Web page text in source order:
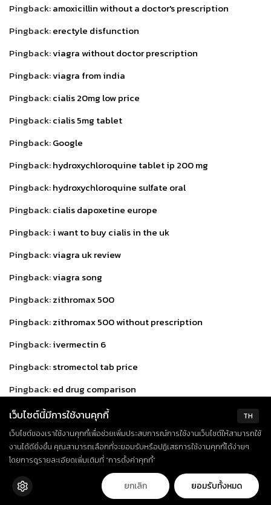
Pingback:amoxicillin without a doctor's prescription
Pingback:erectyle disfunction
Pingback:viagra without doctor prescription
Pingback:viagra from india
Pingback:cialis 20mg low price
Pingback:cialis 5mg tablet
Pingback:Google
Pingback:hydroxychloroquine tablet ip 200 mg
Pingback:hydroxychloroquine sulfate oral
Pingback:cialis dapoxetine europe
Pingback:i want to buy cialis in the uk
Pingback:viagra uk review
Pingback:viagra song
Pingback:zithromax 500
Pingback:zithromax 500 without prescription
Pingback:ivermectin 6
Pingback:stromectol tab price
Pingback:ed drug comparison
Pingback:levitra without a doctor prescription
Pingback:plaquenil retinal toxicity
Pingback:buy plaquenil online uk
Pingback:
how to get cialis prescription
how often to take cialis
TH
เว็บไซต์นี้มีการใช้งานคุกกี้
เว็บไซต์ของเราใช้งานคุกกี้เพื่อช่วยเพิ่มประสบการณ์การใช้งานเว็บไซต์ให้สามารถใช้
งานได้ดียิ่งขึ้น คุณสามารถเลือกที่จะยอมรับหรือปฏิเสธการใช้งานคุกกี้ได้ง่ายๆ
โดยการดูรายละเอียดเพิ่มเติมที่ “การตั้งค่าคุกกี้”
ยกเลิก ยอมรับทั้งหมด